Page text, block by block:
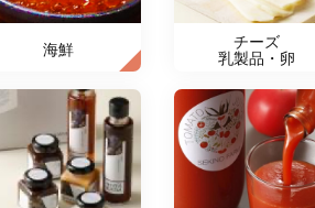
海鮮
チーズ
乳製品・卵